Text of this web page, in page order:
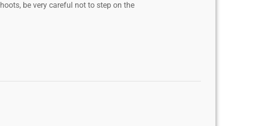
be very careful not to step on the